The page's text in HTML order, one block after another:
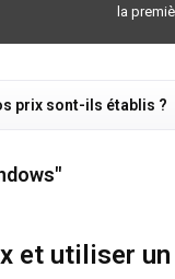
la
prix sont-ils établis ?
et utiliser